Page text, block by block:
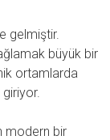
gelmiştir.
büyük bir
ortamlarda
modern bir